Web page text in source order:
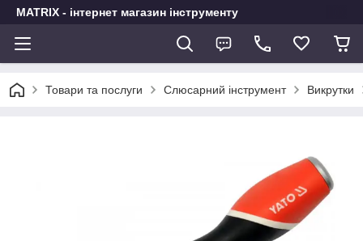
MATRIX - інтернет магазин інструменту
Товари та послуги Слюсарний інструмент Викрутки